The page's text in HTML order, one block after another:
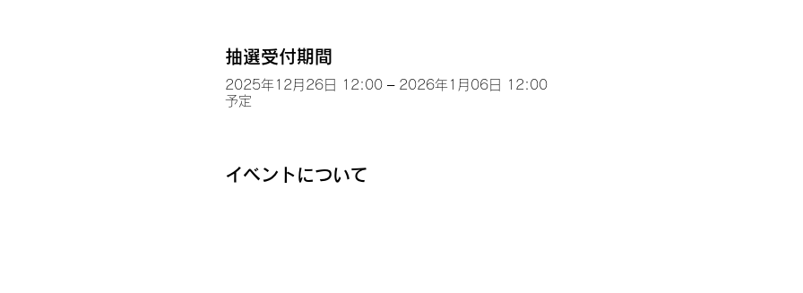
抽選受付期間
2025年12月26日 12:00 – 2026年1月06日 12:00
予定
イベントについて